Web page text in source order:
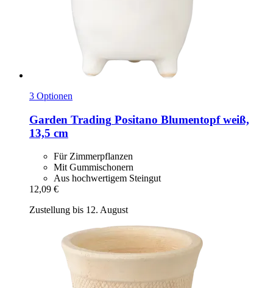
3 Optionen
Garden Trading Positano Blumentopf weiß,
13,5 cm
Für Zimmerpflanzen
Mit Gummischonern
Aus hochwertigem Steingut
12,09 €
Zustellung bis 12. August